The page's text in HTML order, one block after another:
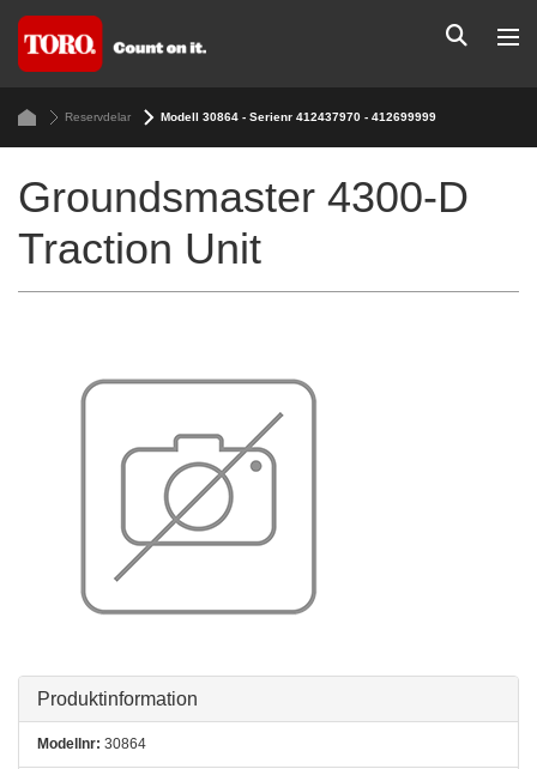
Reservdelar Modell 30864 - Serienr 412437970 - 412699999
Groundsmaster 4300-D
Traction Unit
Produktinformation
Modellnr: 30864